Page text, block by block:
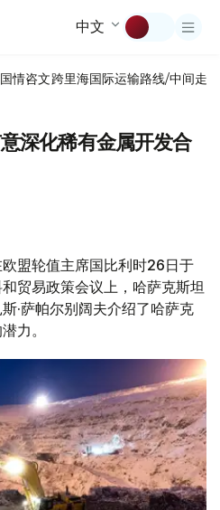
中文
国情咨文跨里海国际运输路线/中间走廊
深化稀有金属开发合
欧盟轮值主席国比利时26日于
贸易政策会议上，哈萨克斯坦
·萨帕尔别阔夫介绍了哈萨克
力。